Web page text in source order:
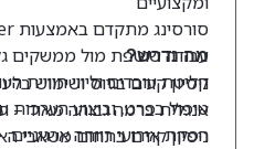
סורסינג מתקדם באמצעות LinkedIn Recruiter
עבודה שוטפת מול ממשקים
קליטת עובדים וליווי חוויית
טיפול בפרט, וביצוע הערכות
הפקת אירועי רווחה ארגוניים
מה נדרש?
ניסיון קודם בגיוס ושימוש
אנגלית ברמה גבוהה מאוד –
ניסיון קודם בתחום משאבי